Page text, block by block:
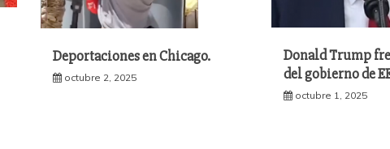
Deportaciones en Chicago.
octubre 2, 2025
Donald Trump
del gobierno de
octubre 1, 2025